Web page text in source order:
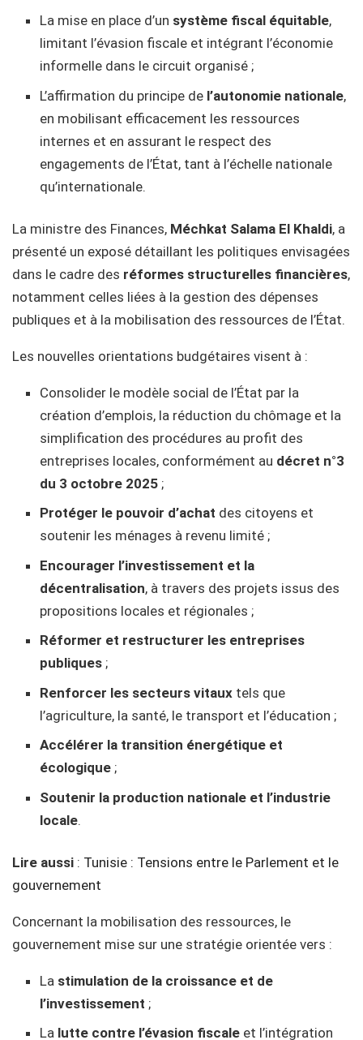
La mise en place d’un système fiscal équitable,
limitant l’évasion fiscale et intégrant l’économie
informelle dans le circuit organisé ;
L’affirmation du principe de l’autonomie nationale,
en mobilisant efficacement les ressources
internes et en assurant le respect des
engagements de l’État, tant à l’échelle nationale
qu’internationale.
La ministre des Finances, Méchkat Salama El Khaldi, a
présenté un exposé détaillant les politiques envisagées
dans le cadre des réformes structurelles financières,
notamment celles liées à la gestion des dépenses
publiques et à la mobilisation des ressources de l’État.
Les nouvelles orientations budgétaires visent à :
Consolider le modèle social de l’État par la
création d’emplois, la réduction du chômage et la
simplification des procédures au profit des
entreprises locales, conformément au décret n°3
du 3 octobre 2025 ;
Protéger le pouvoir d’achat des citoyens et
soutenir les ménages à revenu limité ;
Encourager l’investissement et la
décentralisation, à travers des projets issus des
propositions locales et régionales ;
Réformer et restructurer les entreprises
publiques ;
Renforcer les secteurs vitaux tels que
l’agriculture, la santé, le transport et l’éducation ;
Accélérer la transition énergétique et
écologique ;
Soutenir la production nationale et l’industrie
locale.
Lire aussi : Tunisie : Tensions entre le Parlement et le
gouvernement
Concernant la mobilisation des ressources, le
gouvernement mise sur une stratégie orientée vers :
La stimulation de la croissance et de
l’investissement ;
La lutte contre l’évasion fiscale et l’intégration